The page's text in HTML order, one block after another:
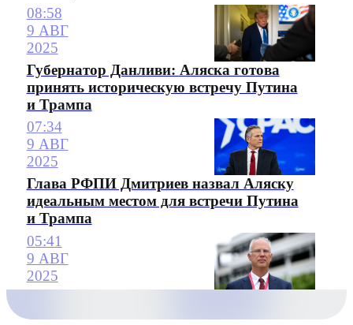
08:58
9 АВГ
2025
Губернатор Данливи: Аляска готова
принять историческую встречу Путина
и Трампа
07:34
9 АВГ
2025
Глава РФПИ Дмитриев назвал Аляску
идеальным местом для встречи Путина
и Трампа
05:41
9 АВГ
2025